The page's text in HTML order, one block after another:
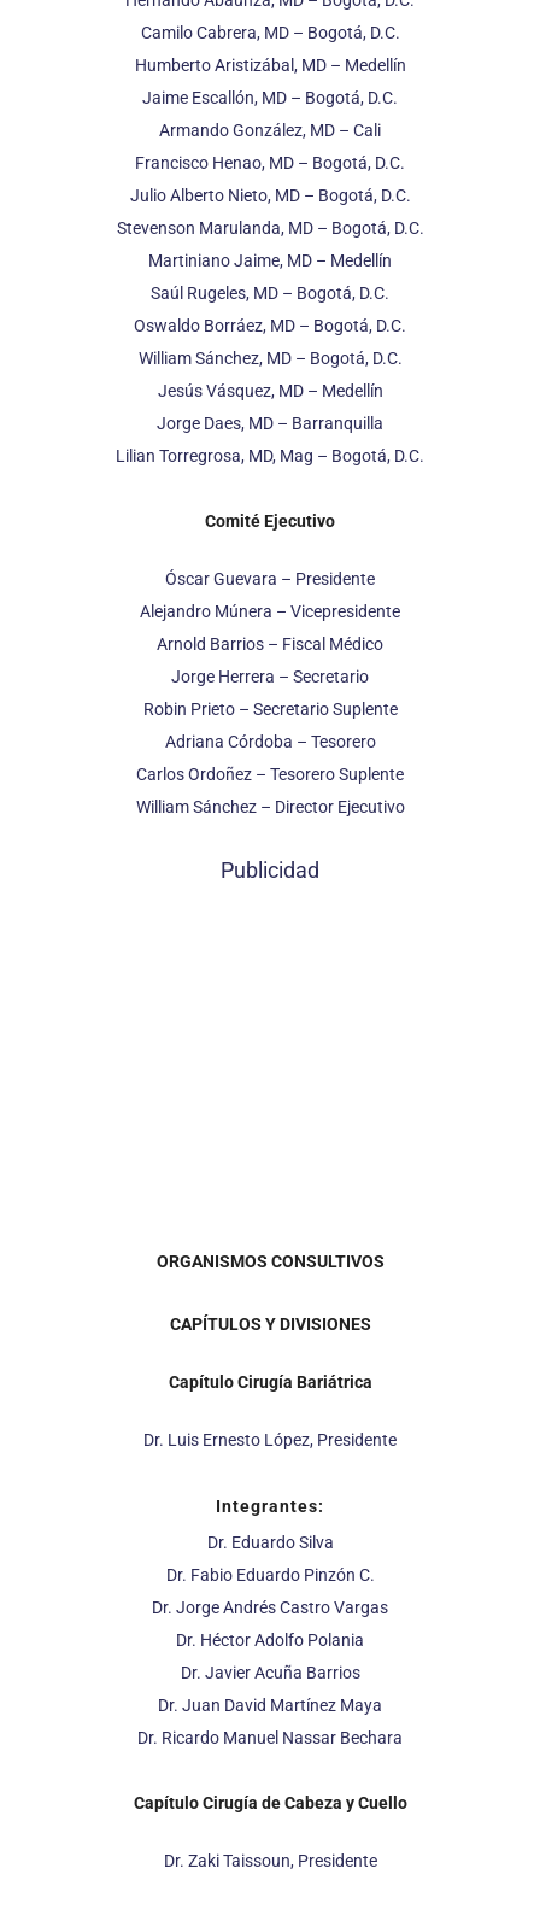
Camilo Cabrera, MD – Bogotá, D.C.
Humberto Aristizábal, MD – Medellín
Jaime Escallón, MD – Bogotá, D.C.
Armando González, MD – Cali
Francisco Henao, MD – Bogotá, D.C.
Julio Alberto Nieto, MD – Bogotá, D.C.
Stevenson Marulanda, MD – Bogotá, D.C.
Martiniano Jaime, MD – Medellín
Saúl Rugeles, MD – Bogotá, D.C.
Oswaldo Borráez, MD – Bogotá, D.C.
William Sánchez, MD – Bogotá, D.C.
Jesús Vásquez, MD – Medellín
Jorge Daes, MD – Barranquilla
Lilian Torregrosa, MD, Mag – Bogotá, D.C.
Comité Ejecutivo
Óscar Guevara – Presidente
Alejandro Múnera – Vicepresidente
Arnold Barrios – Fiscal Médico
Jorge Herrera – Secretario
Robin Prieto – Secretario Suplente
Adriana Córdoba – Tesorero
Carlos Ordoñez – Tesorero Suplente
William Sánchez – Director Ejecutivo
Publicidad
ORGANISMOS CONSULTIVOS
CAPÍTULOS Y DIVISIONES
Capítulo Cirugía Bariátrica
Dr. Luis Ernesto López, Presidente
Integrantes:
Dr. Eduardo Silva
Dr. Fabio Eduardo Pinzón C.
Dr. Jorge Andrés Castro Vargas
Dr. Héctor Adolfo Polania
Dr. Javier Acuña Barrios
Dr. Juan David Martínez Maya
Dr. Ricardo Manuel Nassar Bechara
Capítulo Cirugía de Cabeza y Cuello
Dr. Zaki Taissoun, Presidente